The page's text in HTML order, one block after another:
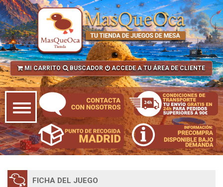
MI CARRITO BUSCADOR ACCEDE A TU ÁREA DE CLIENTE
FICHA DEL JUEGO